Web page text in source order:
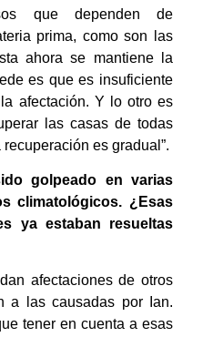
que dependen de
prima, como son las
ahora se mantiene la
es que es insuficiente
afectación. Y lo otro es
las casas de todas
es gradual”.
golpeado en varias
climatológicos. ¿Esas
ya estaban resueltas
afectaciones de otros
a las causadas por Ian.
tener en cuenta a esas